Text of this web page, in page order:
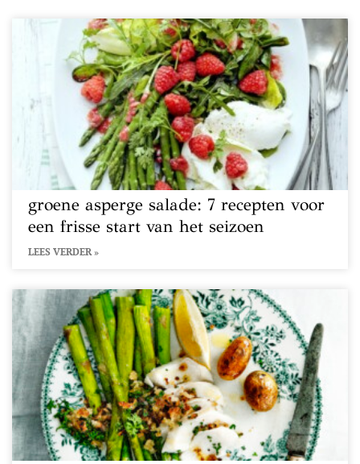
groene asperge salade: 7 recepten voor
een frisse start van het seizoen
LEES VERDER »